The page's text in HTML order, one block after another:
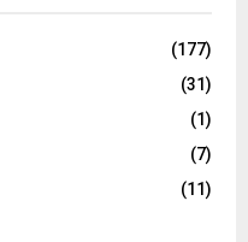
(177)
(31)
(1)
(7)
(11)